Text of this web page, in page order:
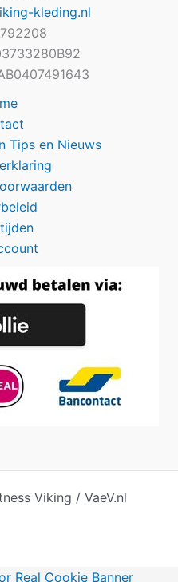
kleding.nl
Tips en Nieuws
Viking / VaeV.nl
Real Cookie Banner